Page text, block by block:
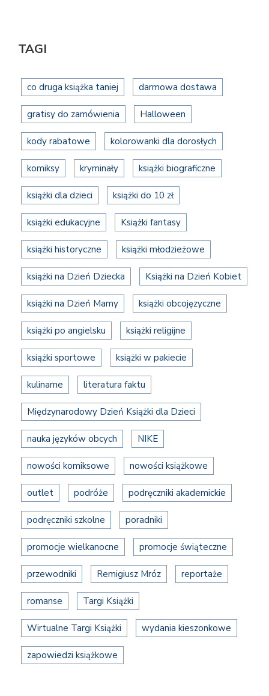
TAGI
co druga książka taniej darmowa dostawa
gratisy do zamówienia Halloween
kody rabatowe kolorowanki dla dorosłych
komiksy kryminały książki biograficzne
książki dla dzieci książki do 10 zł
książki edukacyjne Książki fantasy
książki historyczne książki młodzieżowe
książki na Dzień Dziecka Książki na Dzień Kobiet
książki na Dzień Mamy książki obcojęzyczne
książki po angielsku książki religijne
książki sportowe książki w pakiecie
kulinarne literatura faktu
Międzynarodowy Dzień Książki dla Dzieci
nauka języków obcych NIKE
nowości komiksowe nowości książkowe
outlet podróże podręczniki akademickie
podręczniki szkolne poradniki
promocje wielkanocne promocje świąteczne
przewodniki Remigiusz Mróz reportaże
romanse Targi Książki
Wirtualne Targi Książki wydania kieszonkowe
zapowiedzi książkowe